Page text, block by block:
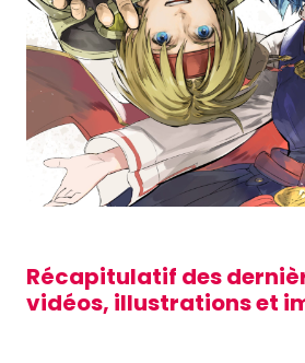
Récapitulatif des
vidéos, illustrations et